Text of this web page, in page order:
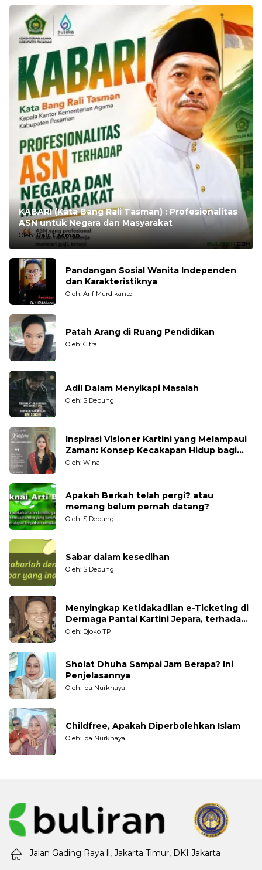
KABARI (Kata Bang Rali Tasman) : Profesionalitas
ASN untuk Negara dan Masyarakat
Oleh:Rali Tasman
Pandangan Sosial Wanita Independen
dan Karakteristiknya
Oleh: Arif Murdikanto
Patah Arang di Ruang Pendidikan
Oleh: Citra
Adil Dalam Menyikapi Masalah
Oleh: S Depung
Inspirasi Visioner Kartini yang Melampaui
Zaman: Konsep Kecakapan Hidup bagi
Generasi Muda
Oleh: Wina
Apakah Berkah telah pergi? atau
memang belum pernah datang?
Oleh: S Depung
Sabar dalam kesedihan
Oleh: S Depung
Menyingkap Ketidakadilan e-Ticketing di
Dermaga Pantai Kartini Jepara, terhadap
Nelayan Tradisional
Oleh: Djoko TP
Sholat Dhuha Sampai Jam Berapa? Ini
Penjelasannya
Oleh: Ida Nurkhaya
Childfree, Apakah Diperbolehkan Islam
Oleh: Ida Nurkhaya
Jalan Gading Raya ll, Jakarta Timur, DKI Jakarta